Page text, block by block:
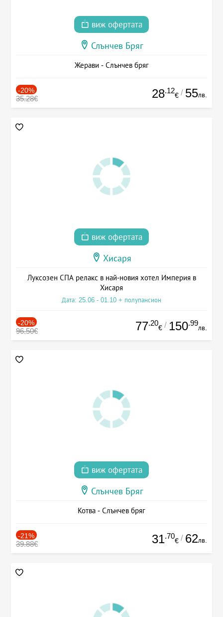
виж офертата
Слънчев Бряг
Жерави - Слънчев бряг
-20%
35.28€ 28.12
€ / 55лв.
виж офертата
Хисаря
Луксозен СПА релакс в най-новия хотел Империя в
Хисаря
Дата: 25.06 - 01.10 + полупансион
-20%
96.50€ 77.20
€ / 150.99
лв.
виж офертата
Слънчев Бряг
Котва - Слънчев бряг
-21%
39.88€ 31.70
€ / 62лв.